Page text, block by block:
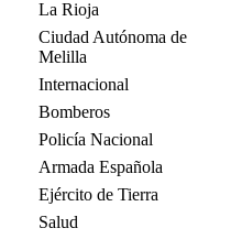
La Rioja
Ciudad Autónoma de
Melilla
Internacional
Bomberos
Policía Nacional
Armada Española
Ejército de Tierra
Salud